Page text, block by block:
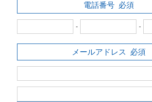
電話番号 必須
- -
メールアドレス 必須